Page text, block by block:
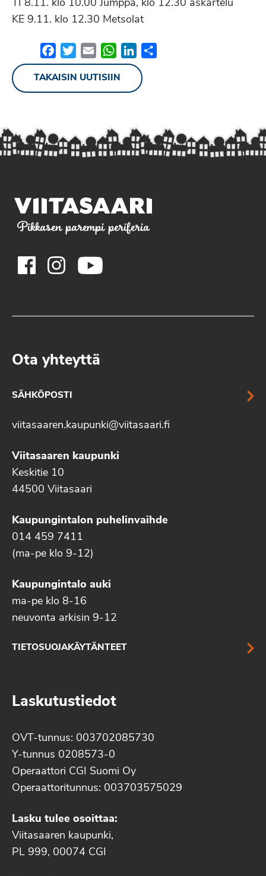
TI 8.11. klo 10.00 Jumppa, klo 12.30 askartelu
KE 9.11. klo 12.30 Metsolat
FacebookTwitterEmail WhatsApp
LinkedIn
TAKAISIN UUTISIIN
Pikkasen parempi periferia
Ota yhteyttä
SÄHKÖPOSTI
viitasaaren.kaupunki@viitasaari.fi
Viitasaaren kaupunki
Keskitie 10
44500 Viitasaari
Kaupungintalon puhelinvaihde
014 459 7411
(ma-pe klo 9-12)
Kaupungintalo auki
ma-pe klo 8-16
neuvonta arkisin 9-12
TIETOSUOJAKÄYTÄNTEET
Laskutustiedot
OVT-tunnus: 003702085730
Y-tunnus 0208573-0
Operaattori CGI Suomi Oy
Operaattoritunnus: 003703575029
Lasku tulee osoittaa:
Viitasaaren kaupunki,
PL 999, 00074 CGI